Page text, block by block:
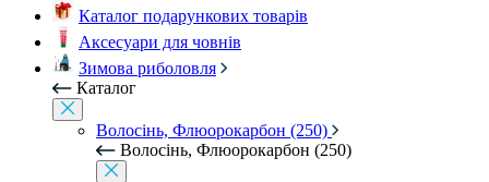
Каталог подарункових товарів
Аксесуари для човнів
Зимова риболовля
Каталог
Волосінь, Флюорокарбон (250)
Волосінь, Флюорокарбон (250)